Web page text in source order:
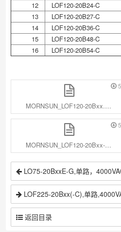
12
LOF120-20B24-C
13
LOF120-20B27-C
14
LOF120-20B36-C
15
LOF120-20B48-C
16
LOF120-20B54-C
MORNSUN_LOF120-20Bxx.pdf
MORNSUN_LOF120-20Bxx-C.pdf
LO75-20BxxE-G,单路，
LOF225-20Bxx(-C),单路
返回目录